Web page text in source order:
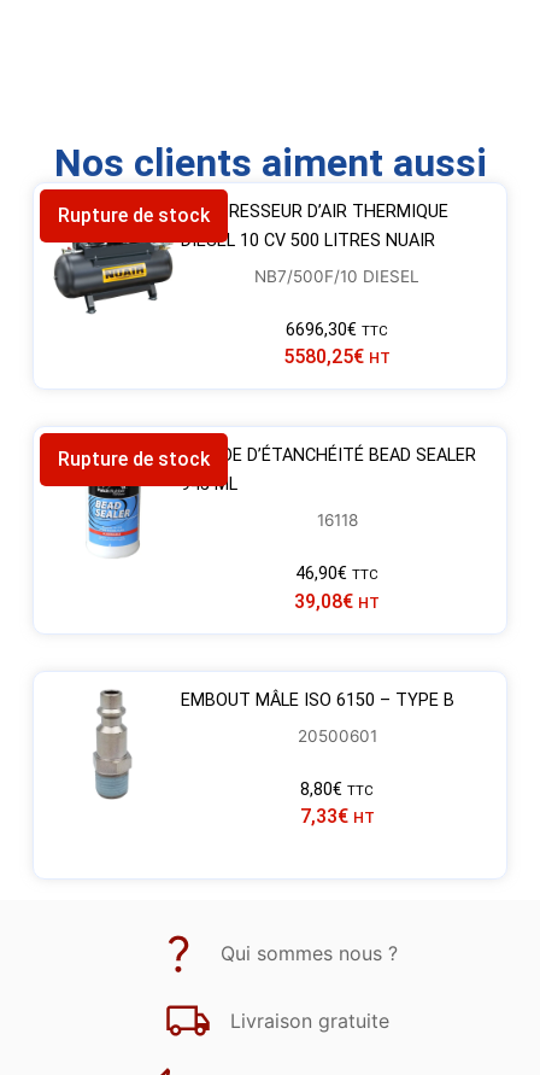
Nos clients aiment aussi
Rupture de stockCOMPRESSEUR D’AIR THERMIQUE
DIESEL 10 CV 500 LITRES NUAIR
NB7/500F/10 DIESEL
6696,30€ TTC
5580,25€ HT
Rupture de stockLIQUIDE D’ÉTANCHÉITÉ BEAD SEALER
945 ML
16118
46,90€ TTC
39,08€ HT
EMBOUT MÂLE ISO 6150 – TYPE B
20500601
8,80€ TTC
7,33€ HT
Qui sommes nous ?
Livraison gratuite